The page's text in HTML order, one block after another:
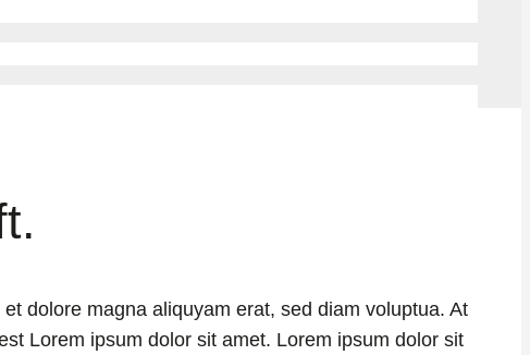
dolore magna aliquyam erat, sed diam voluptua. At
Lorem ipsum dolor sit amet. Lorem ipsum dolor sit